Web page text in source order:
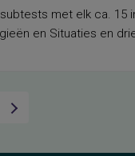
met elk ca. 15
en Situaties en